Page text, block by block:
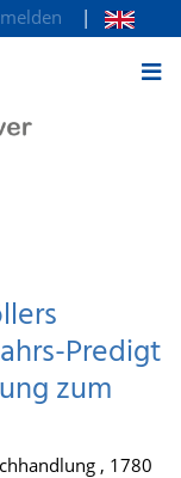
Predigt
zum
, 1780